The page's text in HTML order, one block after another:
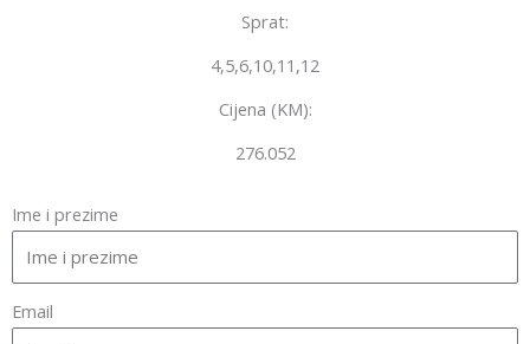
Sprat:
4,5,6,10,11,12
Cijena (KM):
276.052
Ime i prezime
Email